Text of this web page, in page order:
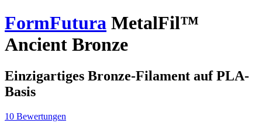
FormFutura MetalFil™
Ancient Bronze
Einzigartiges Bronze-Filament auf PLA-
Basis
10 Bewertungen